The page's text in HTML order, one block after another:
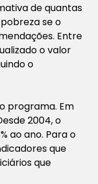
de quantas
se o
Entre
o valor
o
programa. Em
2004, o
ao ano. Para o
que
que